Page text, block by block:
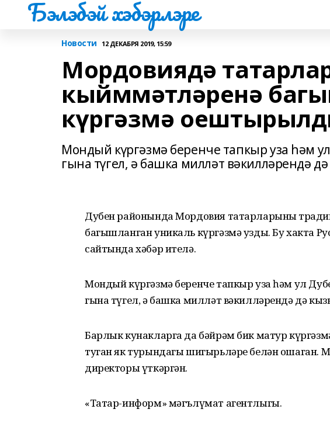
Бэлэбэй хэбэрлэре
Новости 12 ДЕКАБРЯ 2019, 15:59
Мордовиядә
кыйммәтләренә
күргәзмә
Мондый күргәзмә беренче тапкыр уза һәм
гына түгел, ә башка милләт вәкилләрендә
Дубен районында Мордовия татарларының
багышланган уникаль күргәзмә узды. Бу хакта
сайтында хәбәр ителә.
Мондый күргәзмә беренче тапкыр уза һәм ул
гына түгел, ә башка милләт вәкилләрендә дә
Барлык кунакларга да бәйрәм бик матур
туган як турындагы шигырьләре белән ошаган.
директоры үткәргән.
«Татар-информ» мәгълүмат агентлыгы.